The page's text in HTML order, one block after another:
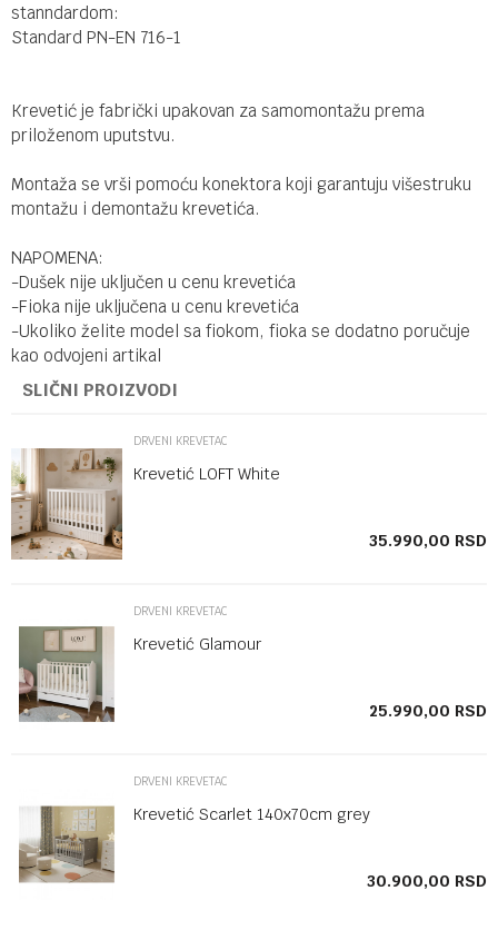
stanndardom:
Standard PN-EN 716-1
Krevetić je fabrički upakovan za samomontažu prema
priloženom uputstvu.
Montaža se vrši pomoću konektora koji garantuju višestruku
montažu i demontažu krevetića.
NAPOMENA:
-Dušek nije uključen u cenu krevetića
-Fioka nije uključena u cenu krevetića
-Ukoliko želite model sa fiokom, fioka se dodatno poručuje
kao odvojeni artikal
SLIČNI PROIZVODI
DRVENI KREVETAC
Krevetić LOFT White
35.990,00 RSD
DRVENI KREVETAC
Krevetić Glamour
25.990,00 RSD
DRVENI KREVETAC
Krevetić Scarlet 140x70cm grey
30.900,00 RSD